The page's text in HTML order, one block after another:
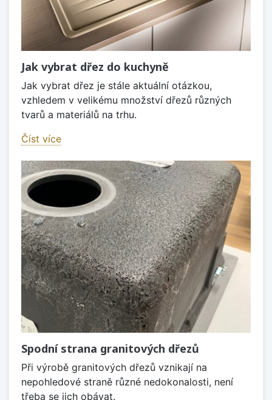
Jak vybrat dřez do kuchyně
Jak vybrat dřez je stále aktuální otázkou,
vzhledem v velikému množství dřezů různých
tvarů a materiálů na trhu.
Číst více
Spodní strana granitových dřezů
Při výrobě granitových dřezů vznikají na
nepohledové straně různé nedokonalosti, není
třeba se jich obávat.